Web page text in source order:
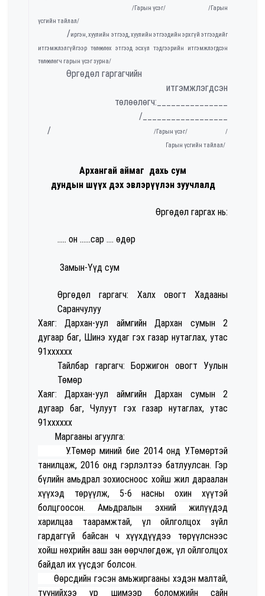
/Гарын үсэг/ /Гарын
үсгийн тайлал/
/иргэн, хуулийн этгээд, хуулийн этгээдийн эрхгүй этгээдийг
итгэмжлэлгүйгээр төлөөлөх этгээд эсхүл тэдгээрийн итгэмжлэгдсэн
төлөөлөгч гарын үсэг зурна/
Өргөдөл гаргагчийн
итгэмжлэгдсэн
төлөөлөгч:_______________
/__________________
/ /Гарын үсэг/ /
Гарын үсгийн тайлал/
Архангай аймаг дахь сум
дундын шүүх дэх эвлэрүүлэн зуучлалд
Өргөдөл гаргах нь:
..... он ......сар .... өдөр
Замын-Үүд сум
Өргөдөл гаргагч: Халх овогт Хадааны
Саранчулуу
Хаяг: Дархан-уул аймгийн Дархан сумын 2
дугаар баг, Шинэ худаг гэх газар нутаглах, утас
91хххххх
Тайлбар гаргагч: Боржигон овогт Уулын
Төмөр
Хаяг: Дархан-уул аймгийн Дархан сумын 2
дугаар баг, Чулуут гэх газар нутаглах, утас
91хххххх
Маргааны агуулга:
У.Төмөр миний бие 2014 онд У.Төмөртэй
танилцаж, 2016 онд гэрлэлтээ батлуулсан. Гэр
бүлийн амьдрал зохиосноос хойш жил дараалан
хүүхэд төрүүлж, 5-6 насны охин хүүтэй
болцгоосон. Амьдралын эхний жилүүдэд
харилцаа таарамжтай, үл ойлголцох зүйл
гардаггүй байсан ч хүүхдүүдээ төрүүлснээс
хойш нөхрийн ааш зан өөрчлөгдөж, үл ойлголцох
байдал их үүсдэг болсон.
Өөрсдийн гэсэн амьжиргааны хэдэн малтай,
түүнийхээ үр шимээр боломжийн сайн